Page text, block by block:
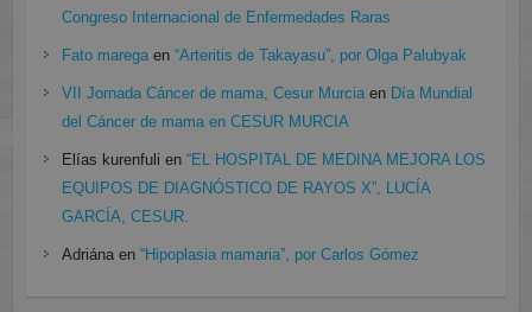
Congreso Internacional de Enfermedades Raras
Fato maregaen “Arteritis de Takayasu”, por Olga Palubyak
VII Jornada Cáncer de mama, Cesur Murciaen Día Mundial
del Cáncer de mama en CESUR MURCIA
Elías kurenfuli en “EL HOSPITAL DE MEDINA MEJORA LOS
EQUIPOS DE DIAGNÓSTICO DE RAYOS X”, LUCÍA
GARCÍA, CESUR.
Adriánaen “Hipoplasia mamaria”, por Carlos Gómez